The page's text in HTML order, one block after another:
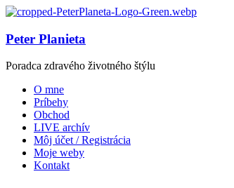
Peter Planieta
Poradca zdravého životného štýlu
O mne
Príbehy
Obchod
LIVE archív
Môj účet / Registrácia
Moje weby
Kontakt